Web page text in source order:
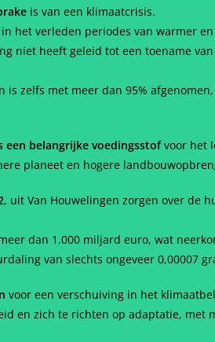
is van een klimaatcrisis.
het verleden periodes van warmer
niet heeft geleid tot een toename
zelfs met meer dan 95%
een belangrijke voedingsstofvoor het
planeet en hogere
uit Van Houwelingen zorgen over de
dan 1.000 miljard euro, wat
van slechts ongeveer 0,00007
voor een verschuiving in het
en zich te richten op adaptatie, met